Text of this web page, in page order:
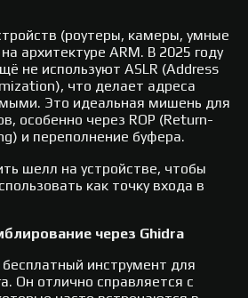
(роутеры, камеры, умные
архитектуре ARM. В 2025 году
не используют ASLR (Address
что делает адреса
Это идеальная мишень для
особенно через ROP (Return-
и переполнение буфера.
шелл на устройстве, чтобы
как точку входа в
через Ghidra
инструмент для
Он отлично справляется с